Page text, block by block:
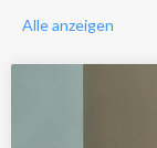
Alle anzeigen